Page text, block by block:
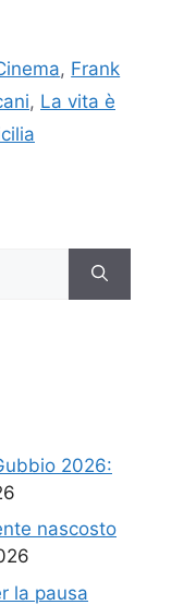
, Frank
, La vita è
2026:
nascosto
la pausa